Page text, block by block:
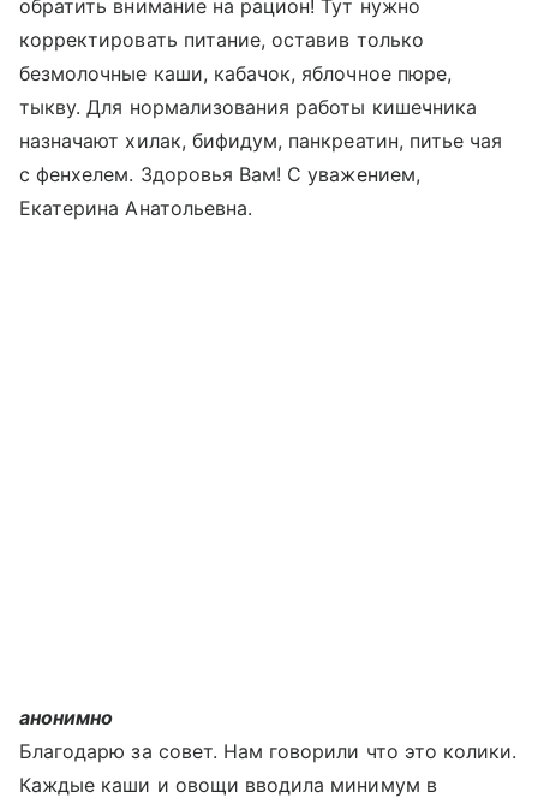
обратить внимание на рацион! Тут нужно
корректировать питание, оставив только
безмолочные каши, кабачок, яблочное пюре,
тыкву. Для нормализования работы кишечника
назначают хилак, бифидум, панкреатин, питье чая
с фенхелем. Здоровья Вам! С уважением,
Екатерина Анатольевна.
анонимно
Благодарю за совет. Нам говорили что это колики.
Каждые каши и овощи вводила минимум в